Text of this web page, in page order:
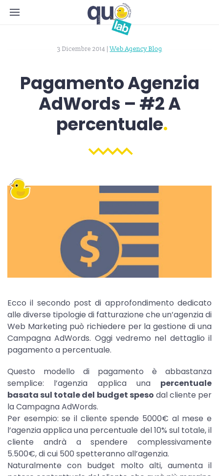
3 Dicembre 2014|Web Agency Blog
Pagamento Agenzia
AdWords – #2 A
percentuale
Ecco il secondo post di approfondimento dedicato
alle diverse tipologie di fatturazione che un’agenzia di
Web Marketing può richiedere per la gestione di una
Campagna AdWords. Oggi vedremo nel dettaglio il
pagamento a percentuale.
Questo modello di pagamento è abbastanza
semplice: l’agenzia applica una percentuale
basata sul totale del budget speso dal cliente per
la Campagna AdWords.
Per esempio: se il cliente spende 5000€ al mese e
l’agenzia applica una percentuale del 10% sul totale, il
cliente andrà a spendere complessivamente
5.500€, di cui 500 spetteranno all’agenzia.
Naturalmente con budget molto alti, aumenta il